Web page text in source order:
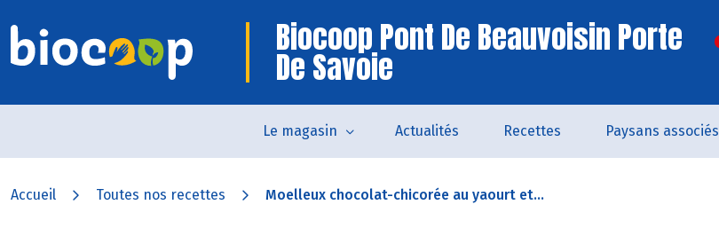
Biocoop Pont De Beauvoisin Porte
De Savoie
Le magasin Actualités Recettes Paysans associés
Accueil Toutes nos recettes Moelleux chocolat-chicorée au yaourt et...